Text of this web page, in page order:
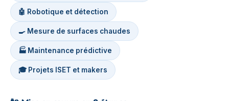
🤖 Robotique et détection
🍳 Mesure de surfaces chaudes
🏭 Maintenance prédictive
🎓 Projets ISET et makers